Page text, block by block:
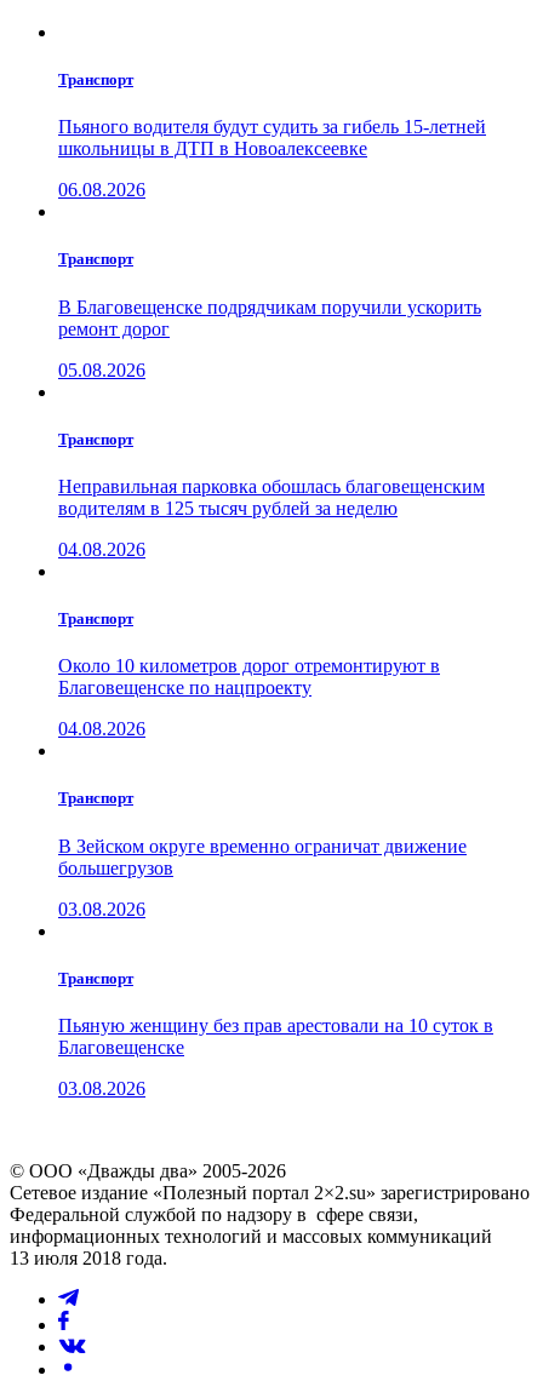
Транспорт
Пьяного водителя будут судить за гибель 15-летней
школьницы в ДТП в Новоалексеевке
06.08.2026
Транспорт
В Благовещенске подрядчикам поручили ускорить
ремонт дорог
05.08.2026
Транспорт
Неправильная парковка обошлась благовещенским
водителям в 125 тысяч рублей за неделю
04.08.2026
Транспорт
Около 10 километров дорог отремонтируют в
Благовещенске по нацпроекту
04.08.2026
Транспорт
В Зейском округе временно ограничат движение
большегрузов
03.08.2026
Транспорт
Пьяную женщину без прав арестовали на 10 суток в
Благовещенске
03.08.2026
© ООО «Дважды два» 2005-2026
Сетевое издание «Полезный портал 2×2.su» зарегистрировано
Федеральной службой по надзору в сфере связи,
информационных технологий и массовых коммуникаций
13 июля 2018 года.